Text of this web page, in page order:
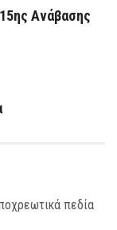
Ανάβασης
πεδία